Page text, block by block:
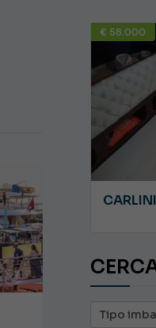
JEANNEAU CAP CAMARAT WA 8.5
€ 58.000